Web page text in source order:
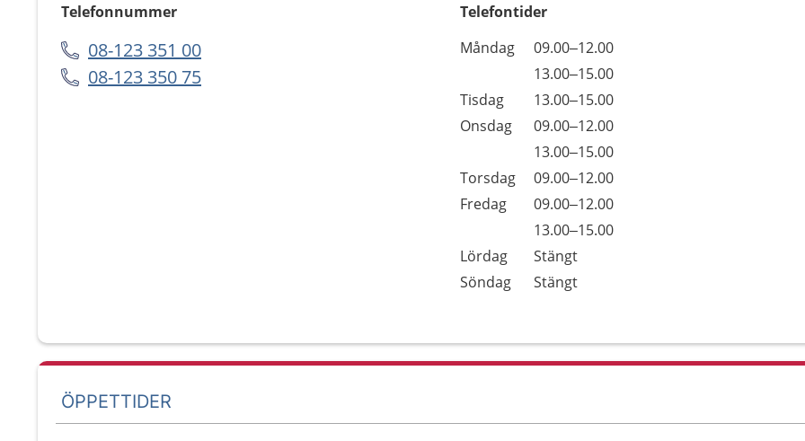
Telefonnummer
08-123 351 00
08-123 350 75
Telefontider
Dag
Öppettider
Kommentarer
Måndag
09.00–12.00
13.00–15.00
Tisdag
13.00–15.00
Onsdag
09.00–12.00
13.00–15.00
Torsdag
09.00–12.00
Fredag
09.00–12.00
13.00–15.00
Lördag
Stängt
Söndag
Stängt
ÖPPETTIDER